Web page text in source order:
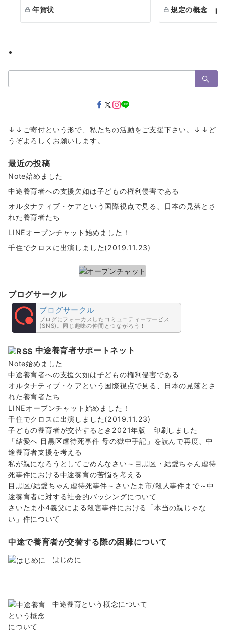
年賀状 規定の概念
索：
↓↓ご寄付という形で、私たちの活動をご支援下さい。↓↓ど
うぞよろしくお願いします。
最近の投稿
Note始めました
中途養育者への支援欠如は子どもの権利侵害である
オルタナティブ・ケアという国際視点で見る、日本の見落とさ
れた養育者たち
LINEオープンチャット始めました！
千住でクロスに出演しました(2019.11.23)
ブログサークル
ブログサークル
ブログにフォーカスしたコミュニティーサービス
(SNS)。同じ趣味の仲間とつながろう！
中途養育者サポートネット
Note始めました
中途養育者への支援欠如は子どもの権利侵害である
オルタナティブ・ケアという国際視点で見る、日本の見落とさ
れた養育者たち
LINEオープンチャット始めました！
千住でクロスに出演しました(2019.11.23)
子どもの養育者が交替するとき2021年版 印刷しました
「結愛へ 目黒区虐待死事件 母の獄中手記」を読んで再度、中
途養育者支援を考える
私が親になろうとしてごめんなさい～目黒区・結愛ちゃん虐待
死事件における中途養育の苦悩を考える
目黒区/結愛ちゃん虐待死事件～さいたま市/殺人事件まで～中
途養育者に対する社会的バッシングについて
さいたま小4義父による殺害事件における「本当の親じゃな
い」件について
中途で養育者が交替する際の困難について
はじめに
中途養育という概念について